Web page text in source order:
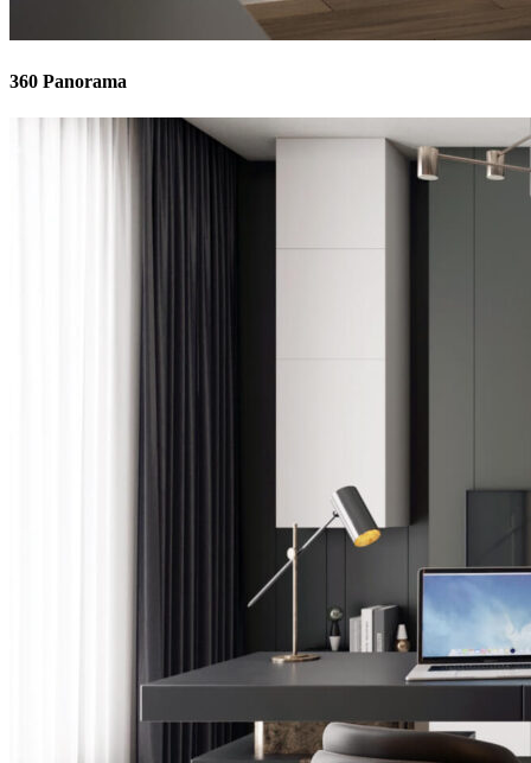
360 Panorama